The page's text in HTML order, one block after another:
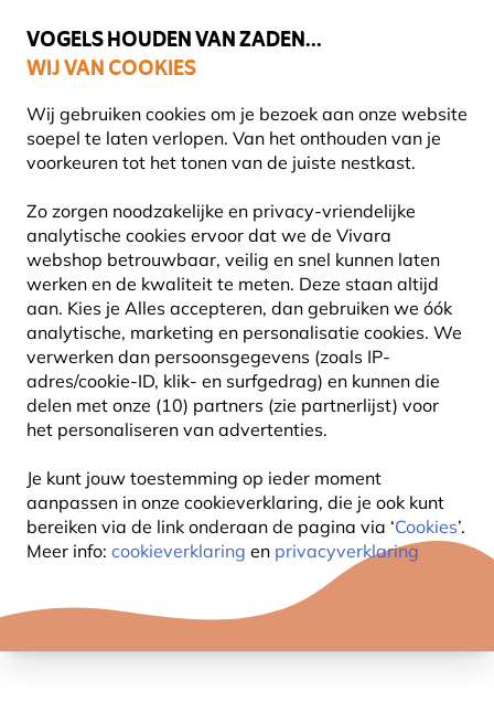
VOGELS HOUDEN VAN ZADEN...
WIJ VAN COOKIES
Wij gebruiken cookies om je bezoek aan onze website
soepel te laten verlopen. Van het onthouden van je
voorkeuren tot het tonen van de juiste nestkast.
Zo zorgen noodzakelijke en privacy-vriendelijke
analytische cookies ervoor dat we de Vivara
webshop betrouwbaar, veilig en snel kunnen laten
werken en de kwaliteit te meten. Deze staan altijd
aan. Kies je Alles accepteren, dan gebruiken we óók
analytische, marketing en personalisatie cookies. We
verwerken dan persoonsgegevens (zoals IP-
adres/cookie-ID, klik- en surfgedrag) en kunnen die
delen met onze (10) partners (zie partnerlijst) voor
het personaliseren van advertenties.
Je kunt jouw toestemming op ieder moment
aanpassen in onze cookieverklaring, die je ook kunt
bereiken via de link onderaan de pagina via ‘Cookies’.
Meer info: cookieverklaring en privacyverklaring
Uitstekend beoordeeld in 11 landen
Gratis thuisbezorgd vanaf €49